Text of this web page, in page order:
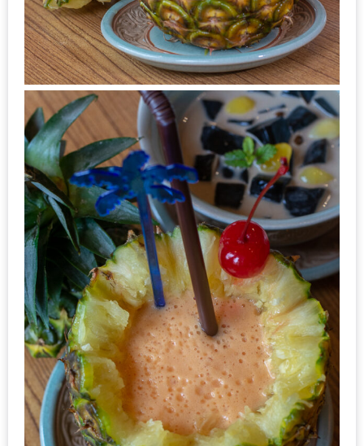
ชั่
นวัน
แม่
แห่ง
ชาติ
2557
ร้าน
หมู
กระทะ
ทั่ว
เชียงใหม่
TOP30
ราคา
ไม่
เกิน
200
บาท
รีวิว